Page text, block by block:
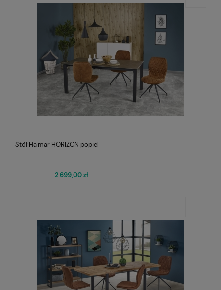
Stół Halmar HORIZON popiel
2 699,00 zł